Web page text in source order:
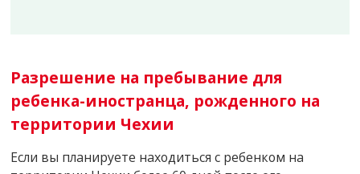
Разрешение на пребывание для
ребенка-иностранца, рожденного на
территории Чехии
Если вы планируете находиться с ребенком на